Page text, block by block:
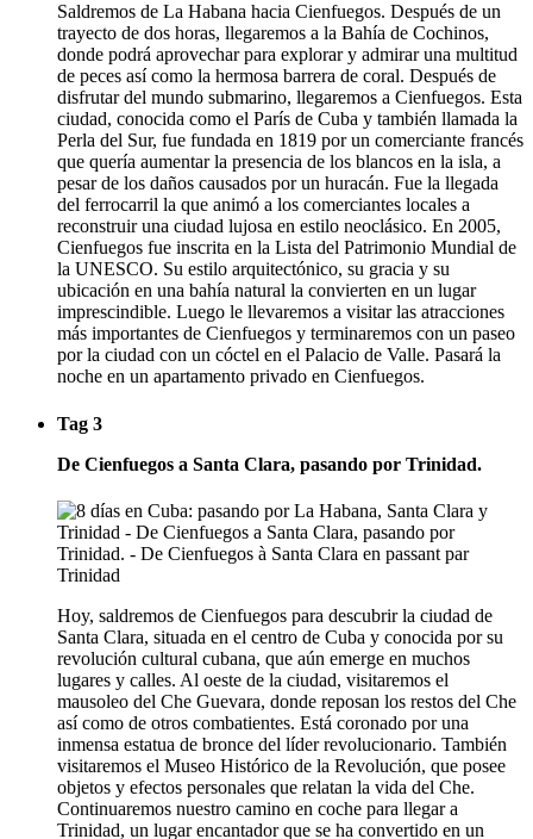
Saldremos de La Habana hacia Cienfuegos. Después de un
trayecto de dos horas, llegaremos a la Bahía de Cochinos,
donde podrá aprovechar para explorar y admirar una multitud
de peces así como la hermosa barrera de coral. Después de
disfrutar del mundo submarino, llegaremos a Cienfuegos. Esta
ciudad, conocida como el París de Cuba y también llamada la
Perla del Sur, fue fundada en 1819 por un comerciante francés
que quería aumentar la presencia de los blancos en la isla, a
pesar de los daños causados por un huracán. Fue la llegada
del ferrocarril la que animó a los comerciantes locales a
reconstruir una ciudad lujosa en estilo neoclásico. En 2005,
Cienfuegos fue inscrita en la Lista del Patrimonio Mundial de
la UNESCO. Su estilo arquitectónico, su gracia y su
ubicación en una bahía natural la convierten en un lugar
imprescindible. Luego le llevaremos a visitar las atracciones
más importantes de Cienfuegos y terminaremos con un paseo
por la ciudad con un cóctel en el Palacio de Valle. Pasará la
noche en un apartamento privado en Cienfuegos.
Tag 3
De Cienfuegos a Santa Clara, pasando por Trinidad.
Hoy, saldremos de Cienfuegos para descubrir la ciudad de
Santa Clara, situada en el centro de Cuba y conocida por su
revolución cultural cubana, que aún emerge en muchos
lugares y calles. Al oeste de la ciudad, visitaremos el
mausoleo del Che Guevara, donde reposan los restos del Che
así como de otros combatientes. Está coronado por una
inmensa estatua de bronce del líder revolucionario. También
visitaremos el Museo Histórico de la Revolución, que posee
objetos y efectos personales que relatan la vida del Che.
Continuaremos nuestro camino en coche para llegar a
Trinidad, un lugar encantador que se ha convertido en un